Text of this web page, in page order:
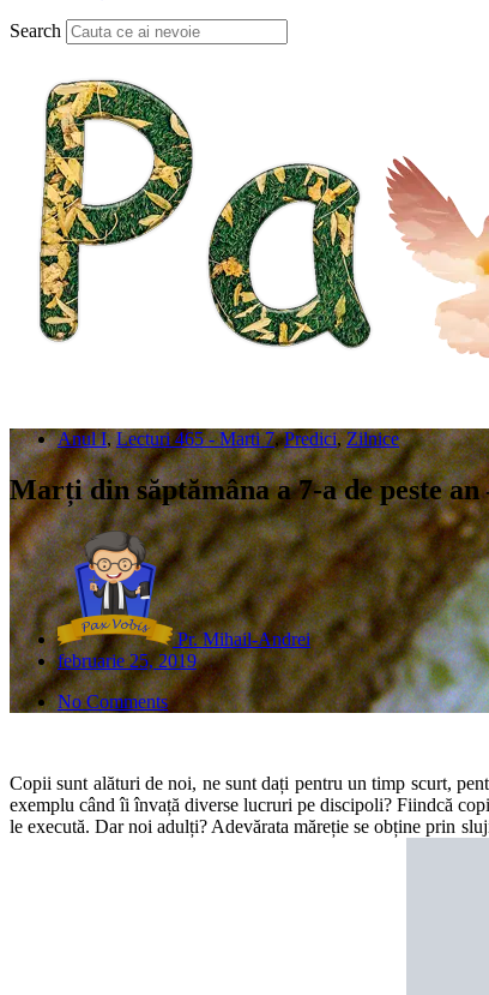
Search
Anul I,Lecturi 465 - Marti 7,Predici,Zilnice
Marți din săptămâna a 7-a de peste an
Pr. Mihail-Andrei
februarie 25, 2019
No Comments
Copii sunt alături de noi, ne sunt dați pentru un timp scurt,
exemplu când îi învață diverse lucruri pe discipoli? Fiindcă
le execută. Dar noi adulți? Adevărata măreție se obține prin